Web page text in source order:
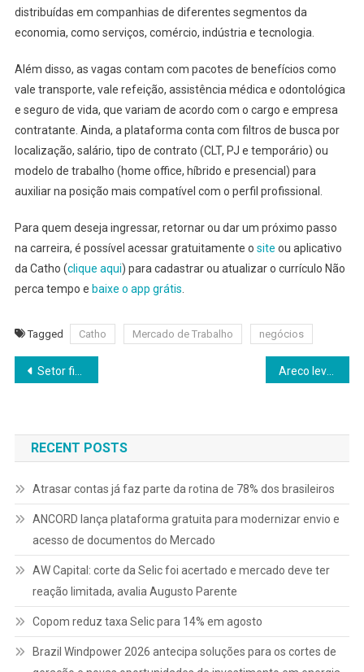
distribuídas em companhias de diferentes segmentos da
economia, como serviços, comércio, indústria e tecnologia.
Além disso, as vagas contam com pacotes de benefícios como
vale transporte, vale refeição, assistência médica e odontológica
e seguro de vida, que variam de acordo com o cargo e empresa
contratante. Ainda, a plataforma conta com filtros de busca por
localização, salário, tipo de contrato (CLT, PJ e temporário) ou
modelo de trabalho (home office, híbrido e presencial) para
auxiliar na posição mais compatível com o perfil profissional.
Para quem deseja ingressar, retornar ou dar um próximo passo
na carreira, é possível acessar gratuitamente o site ou aplicativo
da Catho (clique aqui) para cadastrar ou atualizar o currículo Não
perca tempo e baixe o app grátis
Tagged Catho Mercado de Trabalho negócios
Navegação
Post
Setor financeiro reúne mais de 240 vagas em Goiás na última semana
RECENT POSTS
Atrasar contas já faz parte da rotina de 78% dos brasileiros
ANCORD lança plataforma gratuita para modernizar envio e
acesso de documentos do Mercado
AW Capital: corte da Selic foi acertado e mercado deve ter
reação limitada, avalia Augusto Parente
Copom reduz taxa Selic para 14% em agosto
Brazil Windpower 2026 antecipa soluções para os cortes de